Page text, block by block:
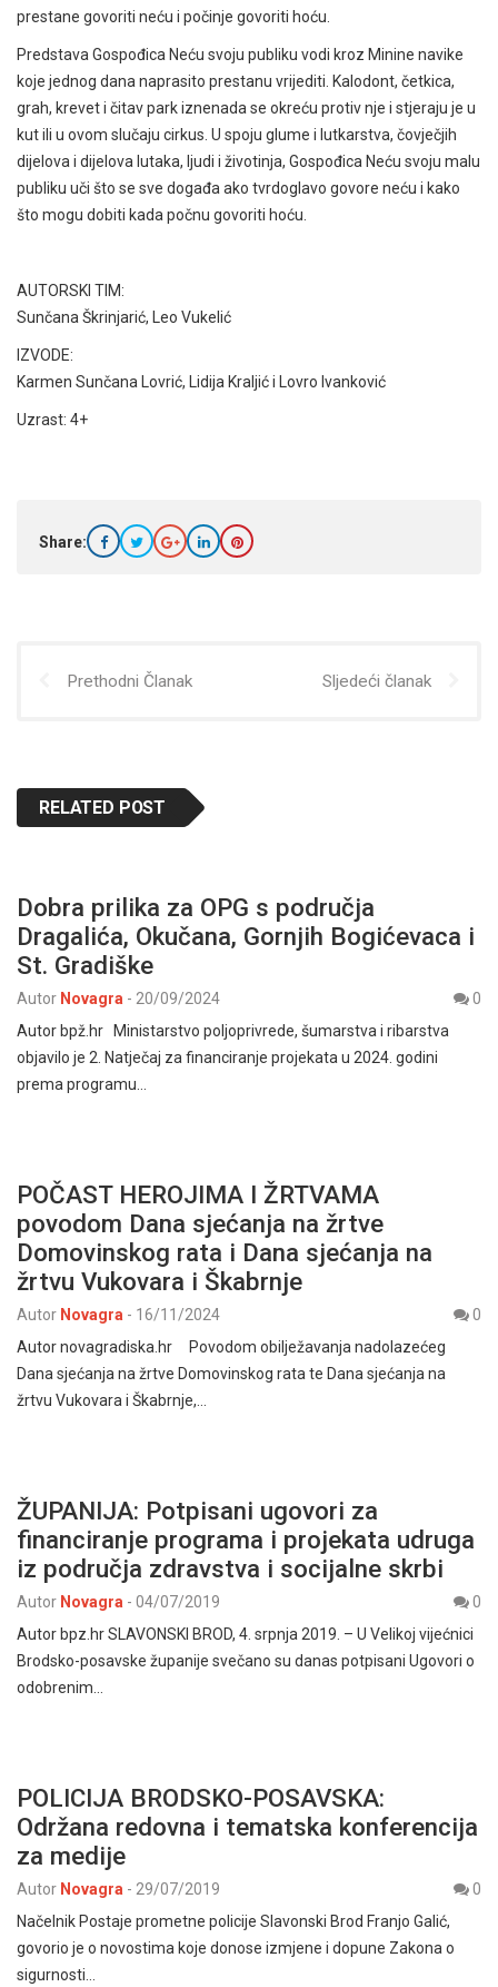
prestane govoriti neću i počinje govoriti hoću.
Predstava Gospođica Neću svoju publiku vodi kroz Minine navike
koje jednog dana naprasito prestanu vrijediti. Kalodont, četkica,
grah, krevet i čitav park iznenada se okreću protiv nje i stjeraju je u
kut ili u ovom slučaju cirkus. U spoju glume i lutkarstva, čovječjih
dijelova i dijelova lutaka, ljudi i životinja, Gospođica Neću svoju malu
publiku uči što se sve događa ako tvrdoglavo govore neću i kako
što mogu dobiti kada počnu govoriti hoću.
AUTORSKI TIM:
Sunčana Škrinjarić, Leo Vukelić
IZVODE:
Karmen Sunčana Lovrić, Lidija Kraljić i Lovro Ivanković
Uzrast: 4+
Share:
Prethodni Članak Sljedeći članak
RELATED POST
Dobra prilika za OPG s područja
Dragalića, Okučana, Gornjih Bogićevaca i
St. Gradiške
Autor Novagra - 20/09/2024
0
Autor bpž.hr Ministarstvo poljoprivrede, šumarstva i ribarstva
objavilo je 2. Natječaj za financiranje projekata u 2024. godini
prema programu…
POČAST HEROJIMA I ŽRTVAMA
povodom Dana sjećanja na žrtve
Domovinskog rata i Dana sjećanja na
žrtvu Vukovara i Škabrnje
Autor Novagra - 16/11/2024
0
Autor novagradiska.hr Povodom obilježavanja nadolazećeg
Dana sjećanja na žrtve Domovinskog rata te Dana sjećanja na
žrtvu Vukovara i Škabrnje,…
ŽUPANIJA: Potpisani ugovori za
financiranje programa i projekata udruga
iz područja zdravstva i socijalne skrbi
Autor Novagra - 04/07/2019
0
Autor bpz.hr SLAVONSKI BROD, 4. srpnja 2019. – U Velikoj vijećnici
Brodsko-posavske županije svečano su danas potpisani Ugovori o
odobrenim…
POLICIJA BRODSKO-POSAVSKA:
Održana redovna i tematska konferencija
za medije
Autor Novagra - 29/07/2019
0
Načelnik Postaje prometne policije Slavonski Brod Franjo Galić,
govorio je o novostima koje donose izmjene i dopune Zakona o
sigurnosti…